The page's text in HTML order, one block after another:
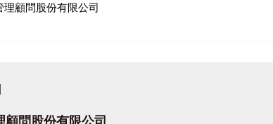
顧問股份有限公司
問股份有限公司